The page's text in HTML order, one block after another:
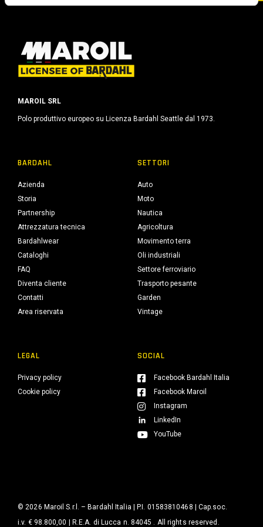
MAROIL SRL
Polo produttivo europeo su Licenza Bardahl Seattle dal 1973.
BARDAHL
Azienda
Storia
Partnership
Attrezzatura tecnica
Bardahlwear
Cataloghi
FAQ
Diventa cliente
Contatti
Area riservata
SETTORI
Auto
Moto
Nautica
Agricoltura
Movimento terra
Oli industriali
Settore ferroviario
Trasporto pesante
Garden
Vintage
LEGAL
Privacy policy
Cookie policy
SOCIAL
Facebook Bardahl Italia
Facebook Maroil
Instagram
LinkedIn
YouTube
© 2026 Maroil S.r.l. – Bardahl Italia | P.I. 01583810468 | Cap.soc.
i.v. € 98.800,00 | R.E.A. di Lucca n. 84045 . All rights reserved.